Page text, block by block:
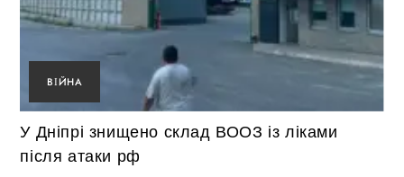
ВІЙНА
У Дніпрі знищено склад ВООЗ із ліками
після атаки рф